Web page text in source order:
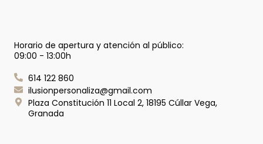
Horario de apertura y atención al público:
09:00 - 13:00h
614 122 860
ilusionpersonaliza@gmail.com
Plaza Constitución 11 Local 2, 18195 Cúllar Vega,
Granada